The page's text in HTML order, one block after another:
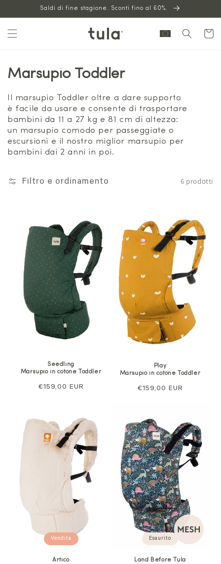
contenuto
Saldi di fine stagione. Sconti fino al 60%.
Carrello
Marsupio Toddler
Il marsupio Toddler oltre a dare supporto
è facile da usare e consente di trasportare
bambini da 11 a 27 kg e 81 cm di altezza:
un marsupio comodo per passeggiate o
escursioni e il nostro miglior marsupio per
bambini dai 2 anni in poi.
Filtro e ordinamento 6 prodotti
Seedling
Marsupio in cotone Toddler
Prezzo
€159,00 EUR
Play
Marsupio in cotone Toddler
Prezzo
€159,00 EUR
Vendita
Artico
Esaurito
Land Before Tula